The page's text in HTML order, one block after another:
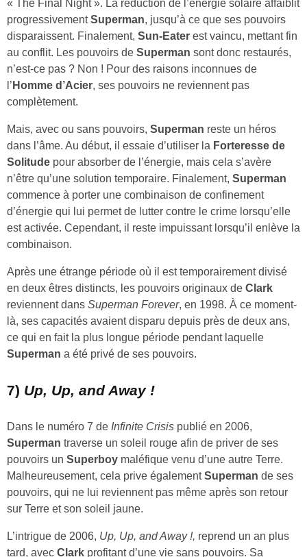
« The Final Night ». La réduction de l’énergie solaire affaiblit
progressivementSuperman, jusqu’à ce que ses pouvoirs
disparaissent. Finalement, Sun-Eater est vaincu, mettant fin
au conflit. Les pouvoirs de Superman sont donc restaurés,
n’est-ce pas ? Non ! Pour des raisons inconnues de
l’ Homme d’Acier, ses pouvoirs ne reviennent pas
complètement.
Mais, avec ou sans pouvoirs, Superman reste un héros
dans l’âme. Au début, il essaie d’utiliser la Forteresse de
Solitude pour absorber de l’énergie, mais cela s’avère
n’être qu’une solution temporaire. Finalement, Superman
commence à porter une combinaison de confinement
d’énergie qui lui permet de lutter contre le crime lorsqu’elle
est activée. Cependant, il reste impuissant lorsqu’il enlève la
combinaison.
Après une étrange période où il est temporairement divisé
en deux êtres distincts, les pouvoirs originaux de Clark
reviennent dans Superman Forever, en 1998. À ce moment-
là, ses capacités avaient disparu depuis près de deux ans,
ce qui en fait la plus longue période pendant laquelle
Superman a été privé de ses pouvoirs.
7) Up, Up, and Away !
Dans le numéro 7 de Infinite Crisis publié en 2006,
Superman traverse un soleil rouge afin de priver de ses
pouvoirs un Superboy maléfique venu d’une autre Terre.
Malheureusement, cela prive égalementSuperman de ses
pouvoirs, qui ne lui reviennent pas même après son retour
sur Terre et son soleil jaune.
L’intrigue de 2006, Up, Up, and Away !, reprend un an plus
tard, avec Clark profitant d’une vie sans pouvoirs. Sa